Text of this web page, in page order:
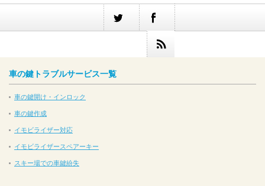
車の鍵トラブルサービス一覧
車の鍵開け・インロック
車の鍵作成
イモビライザー対応
イモビライザースペアーキー
スキー場での車鍵紛失